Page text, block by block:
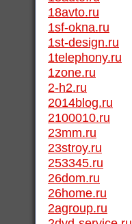
18avto.ru
1sf-okna.ru
1st-design.ru
1telephony.ru
1zone.ru
2-h2.ru
2014blog.ru
2100010.ru
23mm.ru
23stroy.ru
253345.ru
26dom.ru
26home.ru
2agroup.ru